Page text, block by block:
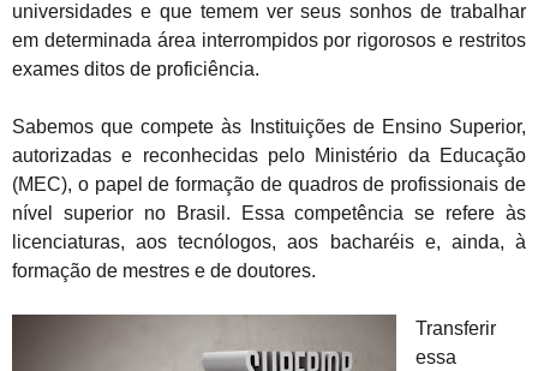
universidades e que temem ver seus sonhos de trabalhar
em determinada área interrompidos por rigorosos e restritos
exames ditos de proficiência.
Sabemos que compete às Instituições de Ensino Superior,
autorizadas e reconhecidas pelo Ministério da Educação
(MEC), o papel de formação de quadros de profissionais de
nível superior no Brasil. Essa competência se refere às
licenciaturas, aos tecnólogos, aos bacharéis e, ainda, à
formação de mestres e de doutores.
Transferir
essa